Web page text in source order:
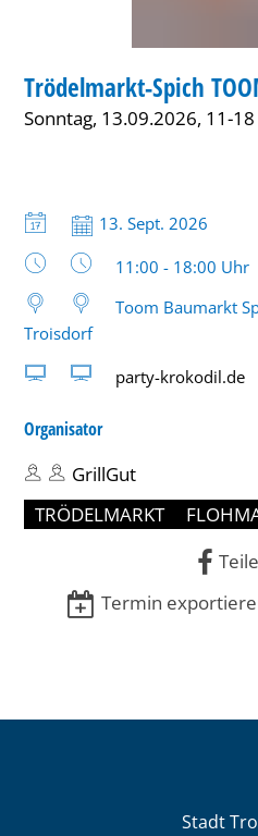
KATEGORIE: MARKT
Trödelmarkt-Spich
Sonntag, 13.09.2026, 11-
Datum:
13. Sept. 2026
Uhrzeit:
11:00 - 18:00 Uhr
Toom Baumarkt
Troisdorf
party-krokodil.de
Organisator
GrillGut
TRÖDELMARKT
Termin
Stadt